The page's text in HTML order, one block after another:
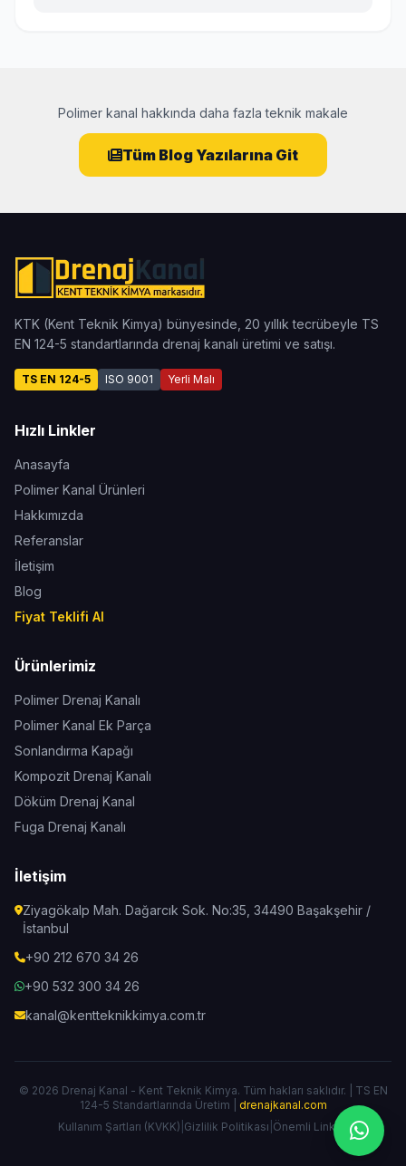
Polimer kanal hakkında daha fazla teknik makale
Tüm Blog Yazılarına Git
KTK (Kent Teknik Kimya) bünyesinde, 20 yıllık tecrübeyle TS
EN 124-5 standartlarında drenaj kanalı üretimi ve satışı.
TS EN 124-5 ISO 9001 Yerli Malı
Hızlı Linkler
Anasayfa
Polimer Kanal Ürünleri
Hakkımızda
Referanslar
İletişim
Blog
Fiyat Teklifi Al
Ürünlerimiz
Polimer Drenaj Kanalı
Polimer Kanal Ek Parça
Sonlandırma Kapağı
Kompozit Drenaj Kanalı
Döküm Drenaj Kanal
Fuga Drenaj Kanalı
İletişim
Ziyagökalp Mah. Dağarcık Sok. No:35, 34490 Başakşehir /
İstanbul
+90 212 670 34 26
+90 532 300 34 26
kanal@kentteknikkimya.com.tr
© 2026 Drenaj Kanal - Kent Teknik Kimya. Tüm hakları saklıdır. | TS EN
124-5 Standartlarında Üretim | drenajkanal.com
Kullanım Şartları (KVKK) Gizlilik Politikası Önemli Linkler